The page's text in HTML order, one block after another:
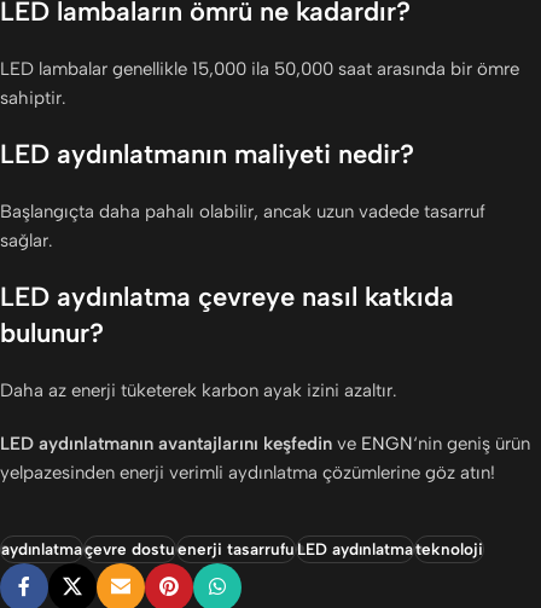
LED lambaların ömrü ne kadardır?
LED lambalar genellikle 15,000 ila 50,000 saat arasında bir ömre
sahiptir.
LED aydınlatmanın maliyeti nedir?
Başlangıçta daha pahalı olabilir, ancak uzun vadede tasarruf
sağlar.
LED aydınlatma çevreye nasıl katkıda
bulunur?
Daha az enerji tüketerek karbon ayak izini azaltır.
LED aydınlatmanın avantajlarını keşfedin ve ENGN‘nin geniş ürün
yelpazesinden enerji verimli aydınlatma çözümlerine göz atın!
aydınlatmaçevre dostuenerji tasarrufuLED aydınlatmateknoloji